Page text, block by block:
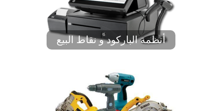
أنظمة الباركود و نقاط البيع